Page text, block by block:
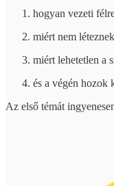
hogyan vezeti
miért nem
miért lehetetlen a
és a végén hozok
Az első témát